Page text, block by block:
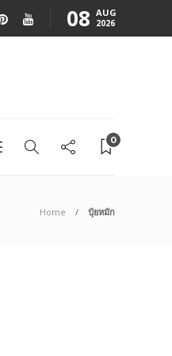
08 AUG
2026
0
Home ปุ๋ยหมัก